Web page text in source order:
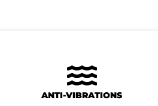
ANTI-VIBRATIONS